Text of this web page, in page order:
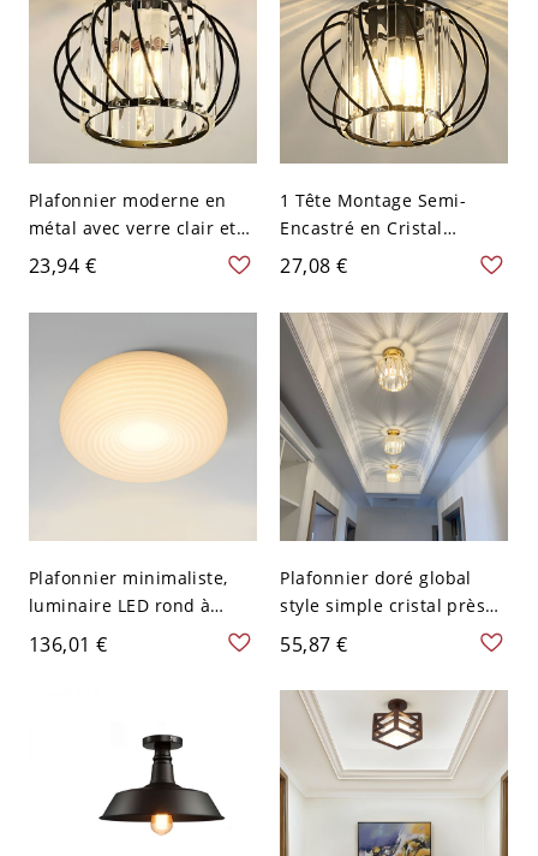
Plafonnier moderne en
métal avec verre clair et
une lumière dirigée vers
le bas - Noir 110 V-120 V
Lanterne
23,94 €
1 Tête Montage Semi-
Encastré en Cristal
Moderne Semi-Plafonnier
pour Couloir - 110 V-120 V
Noir Lanterne
27,08 €
Plafonnier minimaliste,
luminaire LED rond à
ondulations avec lueur
douce et diffuse - 110 V-
136,01 €
Plafonnier doré global
style simple cristal près
du plafond - Or 110 V-120
V Lanterne
55,87 €